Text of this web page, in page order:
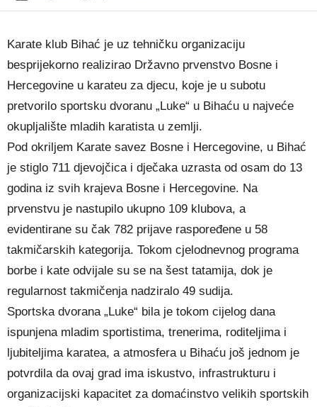
Karate klub Bihać je uz tehničku organizaciju
besprijekorno realizirao Državno prvenstvo Bosne i
Hercegovine u karateu za djecu, koje je u subotu
pretvorilo sportsku dvoranu „Luke“ u Bihaću u najveće
okupljalište mladih karatista u zemlji.
Pod okriljem Karate savez Bosne i Hercegovine, u Bihać
je stiglo 711 djevojčica i dječaka uzrasta od osam do 13
godina iz svih krajeva Bosne i Hercegovine. Na
prvenstvu je nastupilo ukupno 109 klubova, a
evidentirane su čak 782 prijave raspoređene u 58
takmičarskih kategorija. Tokom cjelodnevnog programa
borbe i kate odvijale su se na šest tatamija, dok je
regularnost takmičenja nadziralo 49 sudija.
Sportska dvorana „Luke“ bila je tokom cijelog dana
ispunjena mladim sportistima, trenerima, roditeljima i
ljubiteljima karatea, a atmosfera u Bihaću još jednom je
potvrdila da ovaj grad ima iskustvo, infrastrukturu i
organizacijski kapacitet za domaćinstvo velikih sportskih